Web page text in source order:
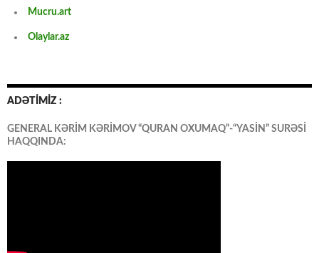
Mucru.art
Olaylar.az
ADƏTİMİZ :
GENERAL KƏRİM KƏRİMOV “QURAN OXUMAQ”-“YASİN” SURƏSİ
HAQQINDA: